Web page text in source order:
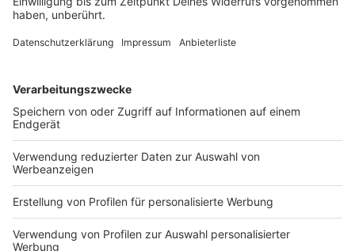
Zertifikate verliehen. Münster hat an der Halle
Beleuchtung auf LED umgestellt. Das spart 50 Tonnen
Energiekosten. Umweltminsterin Schulze aus Münster
überreicht die Klimaschutz-Zertifikate.
Sirenentöne im Tecklenburger Land haben am Abend
bei einigen Menschen für Verunsicherung gesorgt. Die